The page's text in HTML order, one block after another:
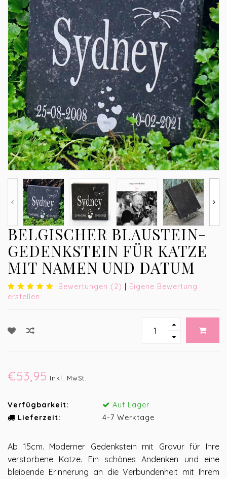
BELGISCHER BLAUSTEIN-
GEDENKSTEIN FÜR KATZE
MIT NAMEN UND DATUM
Bewertungen (2) | Eigene Bewertung
erstellen
€53,95 Inkl. MwSt.
Verfügbarkeit:
Auf Lager
Lieferzeit:
4-7 Werktage
Ab 15cm. Moderner Gedenkstein mit Gravur für Ihre
verstorbene Katze. Ein schönes Andenken und eine
bleibende Erinnerung an die Verbundenheit mit Ihrem